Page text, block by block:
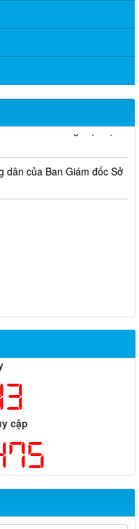
nhãn hiệu hàng hóa
tỉnh năm 2025 (nhắc lần
theo hình thức chỉ định
gói thầu: “tổ chức tập
kênh thương mại điện
dân của Ban Giám đốc Sở
cập